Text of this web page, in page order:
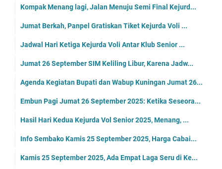
Kompak Menang lagi, Jalan Menuju Semi Final Kejurd...
Jumat Berkah, Panpel Gratiskan Tiket Kejurda Voli ...
Jadwal Hari Ketiga Kejurda Voli Antar Klub Senior ...
Jumat 26 September SIM Keliling Libur, Karena Jadw...
Agenda Kegiatan Bupati dan Wabup Kuningan Jumat 26...
Embun Pagi Jumat 26 September 2025: Ketika Seseora...
Hasil Hari Kedua Kejurda Vol Senior 2025, Menang, ...
Info Sembako Kamis 25 September 2025, Harga Cabai...
Kamis 25 September 2025, Ada Empat Laga Seru di Ke...